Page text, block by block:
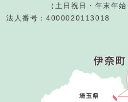
（土日祝日・年末年始
法人番号：4000020113018